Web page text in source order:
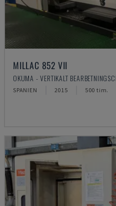
MILLAC 852 VII
OKUMA - VERTIKALT
SPANIEN 2015 500 tim.